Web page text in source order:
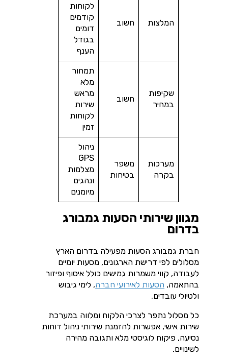
המלצות חשוב
לקוחות
קודמים
דומים
בגודל
הענף
שקיפות
במחיר
חשוב
תמחור
מלא
מראש
שירות
לקוחות
זמין
מערכות
בקרה
משפר
בטיחות
ניהול
GPS
מצלמות
ונהגים
מיומנים
מגוון שירותי הסעות גמבורג
בדרום
חברת גמבורג הסעות מפעילה בדרום הארץ
מסלולים לפי דרישת הארגונים, מסעות יומיים
לעבודה, קווי משמרות גמישים כולל איסוף ופיזור
בהתאמה, הסעות לאירועי חברה, לימי גיבוש
ולטיולי עובדים.
כל מסלול נתפר לצרכי הלקוח ומלווה במערכת
שירות אישי, אפשרות להזמנת שירותי ניהול דוחות
נסיעה, פיקוח לוגיסטי מלא ותגובה מהירה
לשינויים.